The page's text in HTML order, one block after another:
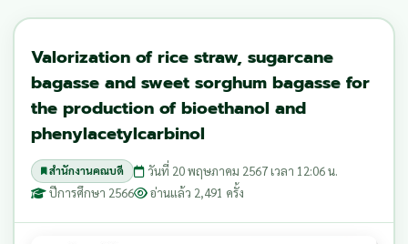
Valorization of rice straw, sugarcane
bagasse and sweet sorghum bagasse for
the production of bioethanol and
phenylacetylcarbinol
สำนักงานคณบดี
วันที่ 20 พฤษภาคม 2567 เวลา 12:06 น.
ปีการศึกษา 2566
อ่านแล้ว 2,491 ครั้ง